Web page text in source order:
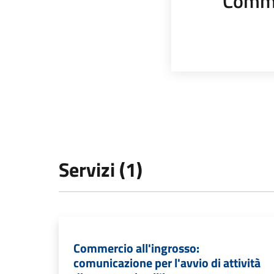
Servizi (1)
Commercio all'ingrosso:
comunicazione per l'avvio di attività